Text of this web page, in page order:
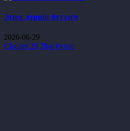
Эсрэг дүрийг бүтээгч
2026-06-29
Chapter 29 28-р бүлэг